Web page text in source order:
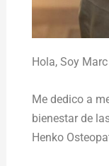
Hola,Soy
Me dedico a
bienestar de
Henko